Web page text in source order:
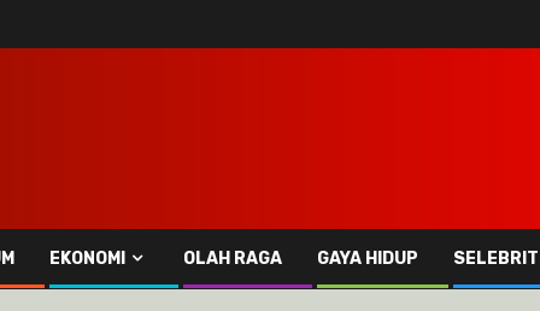
EKONOMI OLAH RAGA GAYA HIDUP